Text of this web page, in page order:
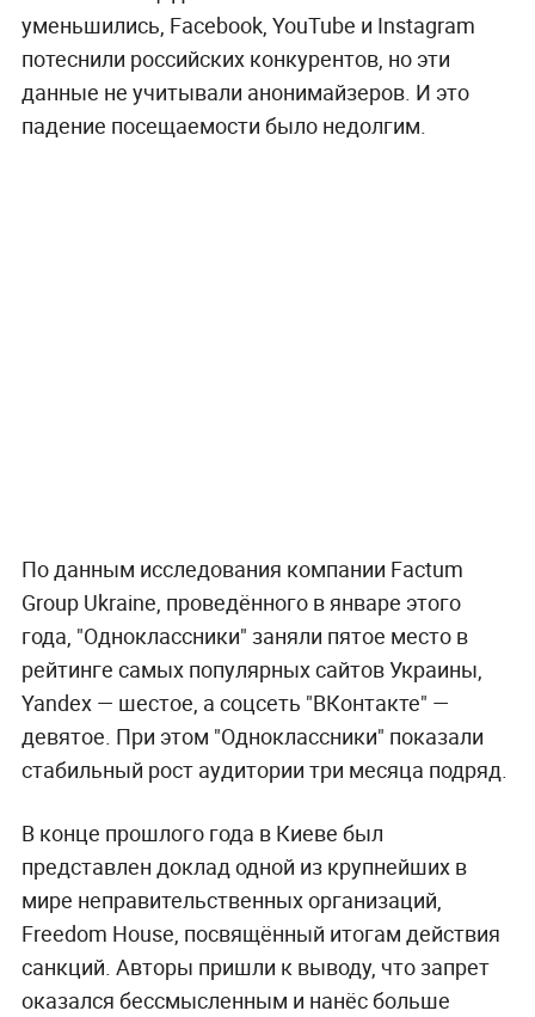
уменьшились, Facebook, YouTube и Instagram
потеснили российских конкурентов, но эти
данные не учитывали анонимайзеров. И это
падение посещаемости было недолгим.
По данным исследования компании Factum
Group Ukraine, проведённого в январе этого
года, "Одноклассники" заняли пятое место в
рейтинге самых популярных сайтов Украины,
Yandex — шестое, а соцсеть "ВКонтакте" —
девятое. При этом "Одноклассники" показали
стабильный рост аудитории три месяца подряд.
В конце прошлого года в Киеве был
представлен доклад одной из крупнейших в
мире неправительственных организаций,
Freedom House, посвящённый итогам действия
санкций. Авторы пришли к выводу, что запрет
оказался бессмысленным и нанёс больше